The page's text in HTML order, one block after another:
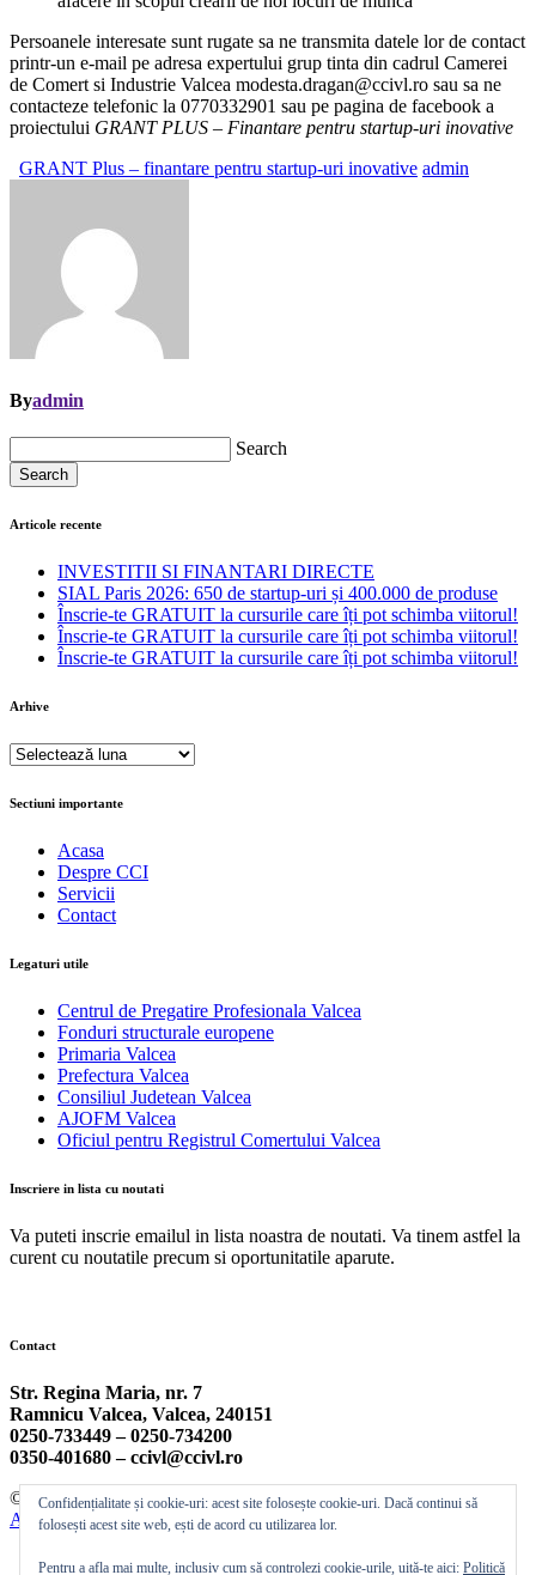
Persoanele interesate sunt rugate sa ne transmita datele lor de contact
printr-un e-mail pe adresa expertului grup tinta din cadrul Camerei
de Comert si Industrie Valcea modesta.dragan@ccivl.ro sau sa ne
contacteze telefonic la 0770332901 sau pe pagina de facebook a
proiectului GRANT PLUS – Finantare pentru startup-uri inovative
GRANT Plus – finantare pentru startup-uri inovative admin
Byadmin
Search
Search
Articole recente
INVESTITII SI FINANTARI DIRECTE
SIAL Paris 2026: 650 de startup-uri și 400.000 de produse
Înscrie-te GRATUIT la cursurile care îți pot schimba viitorul!
Înscrie-te GRATUIT la cursurile care îți pot schimba viitorul!
Înscrie-te GRATUIT la cursurile care îți pot schimba viitorul!
Arhive
Arhive
Sectiuni importante
Acasa
Despre CCI
Servicii
Contact
Legaturi utile
Centrul de Pregatire Profesionala Valcea
Fonduri structurale europene
Primaria Valcea
Prefectura Valcea
Consiliul Judetean Valcea
AJOFM Valcea
Oficiul pentru Registrul Comertului Valcea
Inscriere in lista cu noutati
Va puteti inscrie emailul in lista noastra de noutati. Va tinem astfel la
curent cu noutatile precum si oportunitatile aparute.
Contact
Str. Regina Maria, nr. 7
Ramnicu Valcea, Valcea, 240151
0250-733449 –0250-734200
0350-401680 –ccivl@ccivl.ro
© 2026 Camera de Comert si Industrie Valcea | Theme byTheme
Ansar
Confidențialitate și cookie-uri: acest site folosește cookie-uri. Dacă continui să
folosești acest site web, ești de acord cu utilizarea lor.
Pentru a afla mai multe, inclusiv cum să controlezi cookie-urile, uită-te aici: Politică